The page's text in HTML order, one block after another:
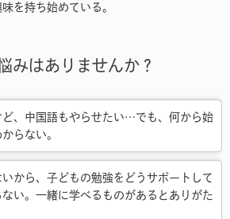
を持ち始めている。
みはありませんか？
、中国語もやらせたい…でも、何から始
らない。
から、子どもの勉強をどうサポートして
い。一緒に学べるものがあるとありがた